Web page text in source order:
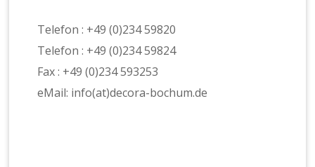
Telefon : +49 (0)234 59820
Telefon : +49 (0)234 59824
Fax : +49 (0)234 593253
eMail: info(at)decora-bochum.de